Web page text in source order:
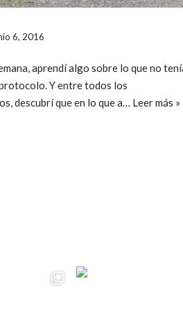
6, 2016
aprendí algo sobre lo que no
Y entre todos los
descubrí que en lo que a… Leer más »